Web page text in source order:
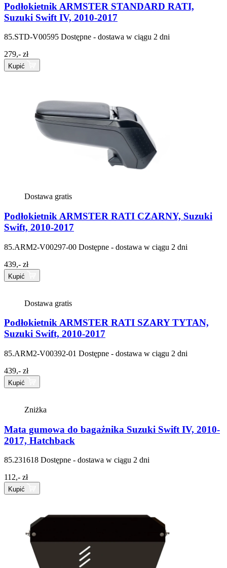
Podłokietnik ARMSTER STANDARD RATI,
Suzuki Swift IV, 2010-2017
85.STD-V00595 Dostępne - dostawa w ciągu 2 dni
279,- zł
Kupić
Dostawa gratis
Podłokietnik ARMSTER RATI CZARNY, Suzuki
Swift, 2010-2017
85.ARM2-V00297-00 Dostępne - dostawa w ciągu 2 dni
439,- zł
Kupić
Dostawa gratis
Podłokietnik ARMSTER RATI SZARY TYTAN,
Suzuki Swift, 2010-2017
85.ARM2-V00392-01 Dostępne - dostawa w ciągu 2 dni
439,- zł
Kupić
Zniżka
Mata gumowa do bagażnika Suzuki Swift IV, 2010-
2017, Hatchback
85.231618 Dostępne - dostawa w ciągu 2 dni
112,- zł
Kupić